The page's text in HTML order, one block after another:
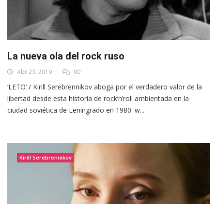
La nueva ola del rock ruso
Abr 23, 2019 00
‘LETO’ / Kirill Serebrennikov aboga por el verdadero valor de la
libertad desde esta historia de rock’n’roll ambientada en la
ciudad soviética de Leningrado en 1980. w...
Kirill Serebrennikov